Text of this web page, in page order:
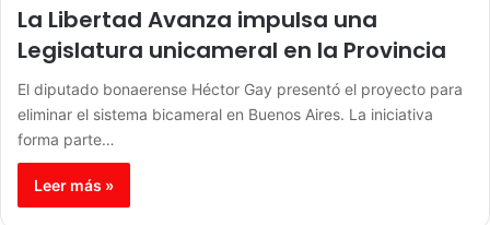
La Libertad Avanza impulsa una
Legislatura unicameral en la Provincia
El diputado bonaerense Héctor Gay presentó el proyecto para
eliminar el sistema bicameral en Buenos Aires. La iniciativa
forma parte…
Leer más »